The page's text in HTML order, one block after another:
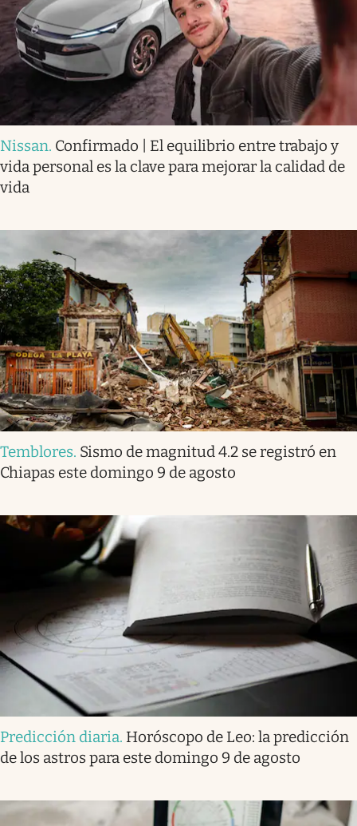
Nissan. Confirmado | El equilibrio entre trabajo y
vida personal es la clave para mejorar la calidad de
vida
Temblores. Sismo de magnitud 4.2 se registró en
Chiapas este domingo 9 de agosto
Predicción diaria. Horóscopo de Leo: la predicción
de los astros para este domingo 9 de agosto